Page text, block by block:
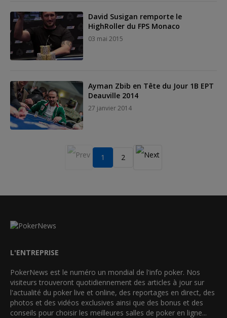
David Susigan remporte le
HighRoller du FPS Monaco
03 mai 2015
Ayman Zbib en Tête du Jour 1B EPT
Deauville 2014
27 janvier 2014
1 2
L'ENTREPRISE
PokerNews est le numéro un mondial de l'info poker. Nos
visiteurs trouveront quotidiennement des articles à jour sur
l'actualité du poker live et online, des reportages en direct, des
photos et des vidéos exclusives ainsi que des bonus et des
conseils pour choisir les meilleures salles de poker en ligne...